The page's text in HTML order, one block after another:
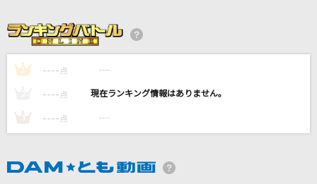
Daisy×Daisy
Bye by me
if...
1 ---- 点 ----
---- 点 ----
3 ---- 点 ----